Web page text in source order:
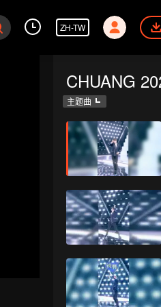
ZH-TW
主题曲